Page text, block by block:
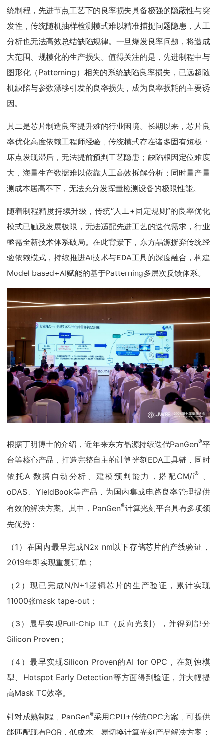
统制程，先进节点工艺下的良率损失具备极强的隐蔽性与突
发性，传统随机抽样检测模式难以精准捕捉问题隐患，人工
分析也无法高效总结缺陷规律。一旦爆发良率问题，将造成
大范围、规模化的生产损失。值得关注的是，先进制程中与
图形化（Patterning）相关的系统缺陷良率损失，已远超随
机缺陷与参数漂移引发的良率损失，成为良率损耗的主要诱
因。
其二是芯片制造良率提升难的行业困境。长期以来，芯片良
率优化高度依赖工程师经验，传统模式存在诸多固有短板：
坏点发现滞后，无法提前预判工艺隐患；缺陷根因定位难度
大，海量生产数据难以依靠人工高效拆解分析；同时量产量
测成本居高不下，无法充分发挥量检测设备的极限性能。
随着制程精度持续升级，传统“人工+固定规则”的良率优化
模式已触及发展极限，无法适配先进工艺的迭代需求，行业
亟需全新技术体系破局。在此背景下，东方晶源摒弃传统经
验依赖模式，持续推进AI技术与EDA工具的深度融合，构建
Model based+AI赋能的基于Patterning多层次反馈体系。
根据丁明博士的介绍，近年来东方晶源持续迭代PanGen®平
台等核心产品，打造完整自主的计算光刻EDA工具链，同时
依托AI数据自动分析、建模预判能力，搭配CM/i®
、
oDAS、YieldBook等产品，为国内集成电路良率管理提供
有效的解决方案。其中，PanGen®计算光刻平台具有多项领
先优势：
（1）在国内最早完成N2x nm以下存储芯片的产线验证，
2019年即实现重复订单；
（2）现已完成N/N+1逻辑芯片的生产验证，累计实现
11000张mask tape-out；
（3）最早实现Full-Chip ILT（反向光刻），并得到部分
Silicon Proven；
（4）最早实现Silicon Proven的AI for OPC，在刻蚀模
型、Hotspot Early Detection等方面得到验证，并大幅提
高Mask TO效率。
针对成熟制程，PanGen®采用CPU+传统OPC方案，可提供
能匹配现有POR，低成本、易切换计算光刻产品解决方案；